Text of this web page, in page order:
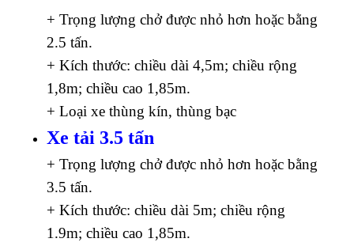
+ Trọng lượng chở được nhỏ hơn hoặc bằng
2.5 tấn.
+ Kích thước: chiều dài 4,5m; chiều rộng
1,8m; chiều cao 1,85m.
+ Loại xe thùng kín, thùng bạc
Xe tải 3.5 tấn
+ Trọng lượng chở được nhỏ hơn hoặc bằng
3.5 tấn.
+ Kích thước: chiều dài 5m; chiều rộng
1.9m; chiều cao 1,85m.